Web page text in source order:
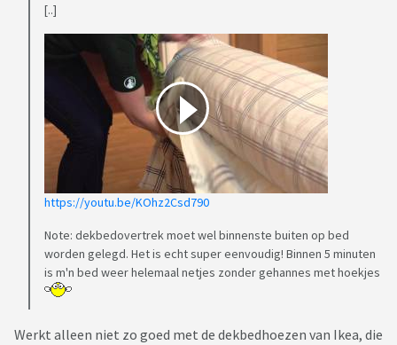
[..]
https://youtu.be/KOhz2Csd790
Note: dekbedovertrek moet wel binnenste buiten op bed
worden gelegd. Het is echt super eenvoudig! Binnen 5 minuten
is m'n bed weer helemaal netjes zonder gehannes met hoekjes
Werkt alleen niet zo goed met de dekbedhoezen van Ikea, die